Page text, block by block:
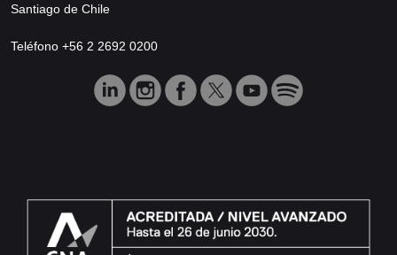
Santiago de Chile
Teléfono +56 2 2692 0200